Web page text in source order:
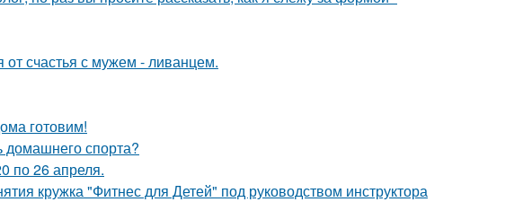
счастья с мужем - ливанцем.
готовим!
домашнего спорта?
по 26 апреля.
кружка "Фитнес для Детей" под руководством инструктора